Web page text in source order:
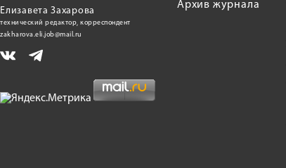
Елизавета Захарова
технический редактор, корреспондент
zakharova.eli.job@mail.ru
Архив журнала